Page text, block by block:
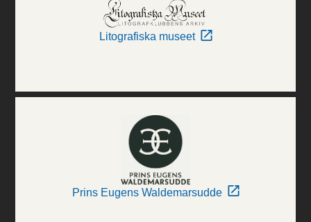
Litografiska museet
Prins Eugens Waldemarsudde